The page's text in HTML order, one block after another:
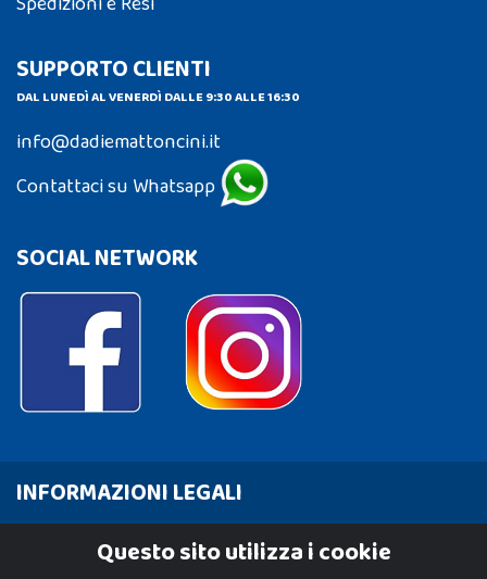
SUPPORTO CLIENTI
DAL LUNEDÌ AL VENERDÌ DALLE 9:30 ALLE 16:30
info@dadiemattoncini.it
Contattaci su Whatsapp
SOCIAL NETWORK
INFORMAZIONI LEGALI
Cookie PolicyQuesto sito utilizza i cookie